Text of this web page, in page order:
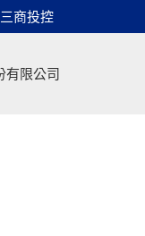
三商投控